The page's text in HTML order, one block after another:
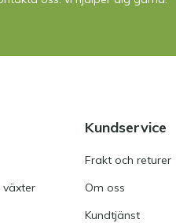
Kundservice
Frakt och returer
Om oss
Kundtjänst